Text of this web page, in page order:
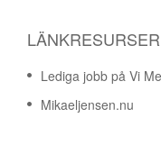
LÄNKRESURSER
Lediga jobb på Vi
Mikaeljensen.nu